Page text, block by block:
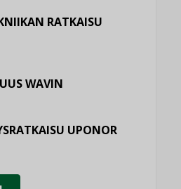
RATKAISU
WAVIN
UPONOR